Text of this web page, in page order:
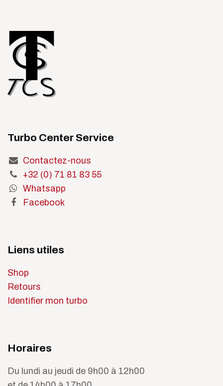
Turbo Center Service
Contactez-nous
+32 (0) 71 81 83 55
Whatsapp
Facebook
Liens utiles
Shop
Retours
Identifier mon turbo
Horaires
Du lundi au jeudi de 9h00 à 12h00